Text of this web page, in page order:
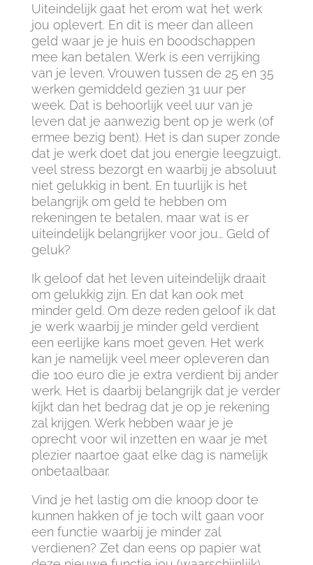
Uiteindelijk gaat het erom wat het werk
jou oplevert. En dit is meer dan alleen
geld waar je je huis en boodschappen
mee kan betalen. Werk is een verrijking
van je leven. Vrouwen tussen de 25 en 35
werken gemiddeld gezien 31 uur per
week. Dat is behoorlijk veel uur van je
leven dat je aanwezig bent op je werk (of
ermee bezig bent). Het is dan super zonde
dat je werk doet dat jou energie leegzuigt,
veel stress bezorgt en waarbij je absoluut
niet gelukkig in bent. En tuurlijk is het
belangrijk om geld te hebben om
rekeningen te betalen, maar wat is er
uiteindelijk belangrijker voor jou… Geld of
geluk?
Ik geloof dat het leven uiteindelijk draait
om gelukkig zijn. En dat kan ook met
minder geld. Om deze reden geloof ik dat
je werk waarbij je minder geld verdient
een eerlijke kans moet geven. Het werk
kan je namelijk veel meer opleveren dan
die 100 euro die je extra verdient bij ander
werk. Het is daarbij belangrijk dat je verder
kijkt dan het bedrag dat je op je rekening
zal krijgen. Werk hebben waar je je
oprecht voor wil inzetten en waar je met
plezier naartoe gaat elke dag is namelijk
onbetaalbaar.
Vind je het lastig om die knoop door te
kunnen hakken of je toch wilt gaan voor
een functie waarbij je minder zal
verdienen? Zet dan eens op papier wat